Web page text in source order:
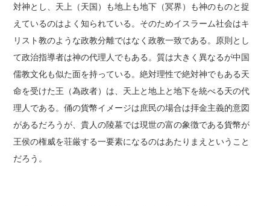
対神とし、天上（天国）も地上も地下（冥界）も神のものと捉
えているのはよく知られている。そのためイスラーム社会はキ
リスト教のような政教分離ではなく政教一致である。原則とし
て政治指導者は神の代理人でもある。質は大きく異なるが中国
儒教文化も似た面を持っている。絶対理性で絶対神でもある天
命を受けた王（為政者）は、天上と地上と地下を統べる天の代
理人である。俑の貨幣イメージは庶民の場合は拝金主義的意図
があるだろうが、貴人の陵墓では現世の富の象徴である貨幣が
王侯の権威を荘厳する一要素になるのはあたりまえということ
だろう。